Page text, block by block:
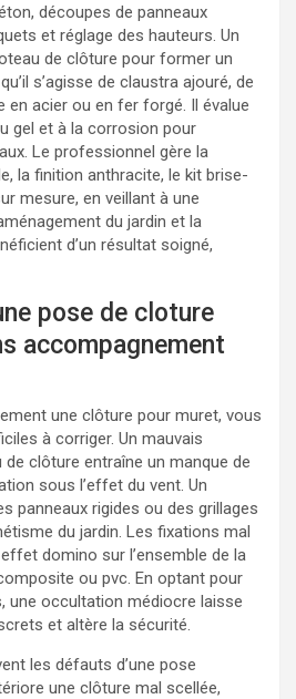
découpes de panneaux
et réglage des hauteurs. Un
de clôture pour former un
s’agisse de claustra ajouré, de
en acier ou en fer forgé. Il évalue
gel et à la corrosion pour
Le professionnel gère la
la finition anthracite, le kit brise-
mesure, en veillant à une
du jardin et la
d’un résultat soigné,
pose de cloture
accompagnement
une clôture pour muret, vous
à corriger. Un mauvais
de clôture entraîne un manque de
sous l’effet du vent. Un
panneaux rigides ou des grillages
du jardin. Les fixations mal
domino sur l’ensemble de la
ou pvc. En optant pour
une occultation médiocre laisse
et altère la sécurité.
les défauts d’une pose
une clôture mal scellée,